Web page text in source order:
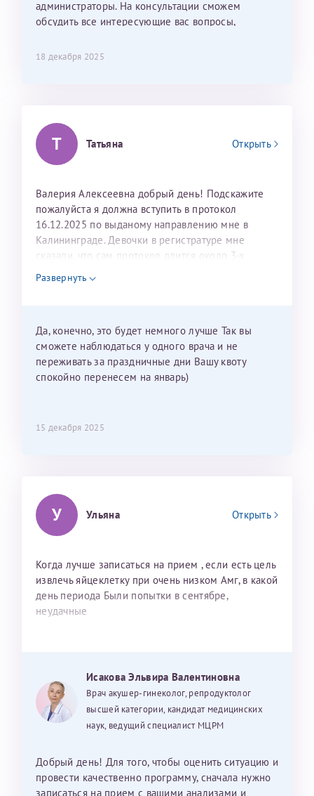
лёгкое и простое. Вообще в данной клинике весь
персонал очень вежливый и чуткий, прям приятно
Рафаильевичу, нашему волшебнику, без каких либо
Темирбулатов Ринат Рафаилевич
Репродуктологи
администраторы. На консультации сможем
обсудить все интересующие вас вопросы,
18 декабря 2025
Т Татьяна Открыть
Валерия Алексеевна добрый день! Подскажите
пожалуйста я должна вступить в протокол
16.12.2025 по выданому направлению мне в
Калининграде. Девочки в регистратуре мне
сказали, что сам протокол длится около 3-х
недель и 3 недели я должна находится в Питере.
Можно мне новый год провести в Калининграде и
Развернуть
Да, конечно, это будет немного лучше Так вы
сможете наблюдаться у одного врача и не
переживать за праздничные дни Вашу квоту
спокойно перенесем на январь)
15 декабря 2025
У Ульяна Открыть
Когда лучше записаться на прием , если есть цель
извлечь яйцеклетку при очень низком Амг, в какой
день периода Были попытки в сентябре,
неудачные
Исакова Эльвира Валентиновна
Врач акушер-гинеколог, репродуктолог
высшей категории, кандидат медицинских
наук, ведущий специалист МЦРМ
Добрый день! Для того, чтобы оценить ситуацию и
провести качественно программу, сначала нужно
записаться на прием с вашими анализами и